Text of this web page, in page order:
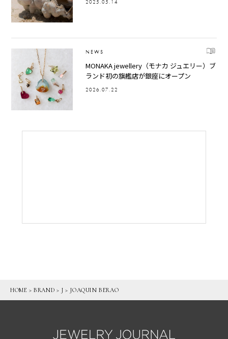
2025.05.14
NEWS
MONAKA jewellery（モナカ ジュエリー）ブ
ランド初の旗艦店が銀座にオープン
2026.07.22
HOME >BRAND > J > JOAQUIN BERAO